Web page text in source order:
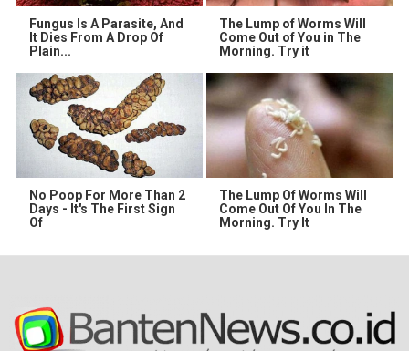
Fungus Is A Parasite, And
It Dies From A Drop Of
Plain...
The Lump of Worms Will
Come Out of You in The
Morning. Try it
No Poop For More Than 2
Days - It's The First Sign
Of
The Lump Of Worms Will
Come Out Of You In The
Morning. Try It